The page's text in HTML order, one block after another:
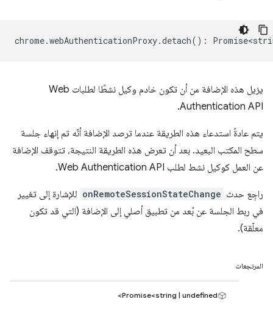
chrome.webAuthenticationProxy.detach() :
يزيل هذه الإضافة من أن تكون خادم وكيل نشطًا لطلبات Web
Authentication API.
يتم عادةً استدعاء هذه الطريقة عندما ترصد الإضافة أنّه تم إنهاء جلسة
سطح المكتب البعيد. بعد أن تعرض هذه الطريقة النتيجة، تتوقف الإضافة
عن العمل كوكيل نشط لطلب Web Authentication API.
راجِع حدث onRemoteSessionStateChange للإشارة إلى تغيير
في ربط الجلسة عن بُعد من تطبيق أصلي إلى الإضافة (التي قد تكون
معلّقة).
المرتجعات
Promise<string | undefined>